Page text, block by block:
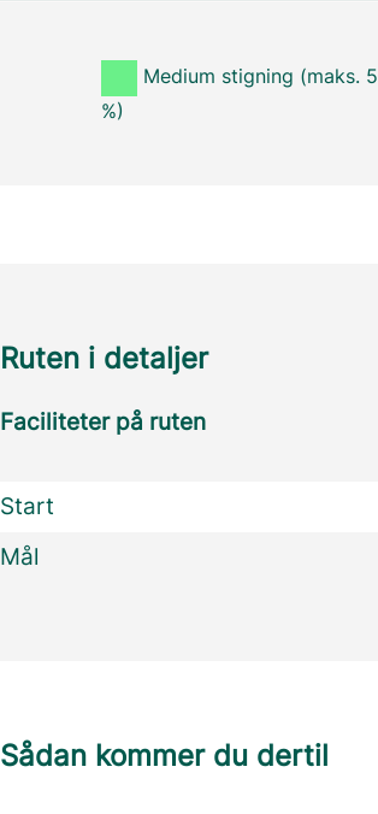
Medium stigning (maks. 5
%)
Ruten i detaljer
Faciliteter på ruten
Start
Mål
Sådan kommer du dertil